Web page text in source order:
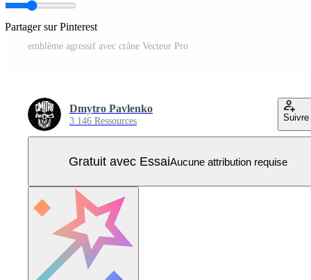
Partager sur Pinterest
emblème agressif avec crâne Vecteur Pro
Dmytro Pavlenko
3 146 Ressources Suivre
Gratuit avec EssaiAucune attribution requise